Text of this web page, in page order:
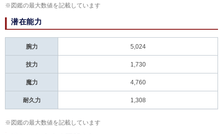
※図鑑の最大数値を記載しています
潜在能力
腕力 5,024
技力 1,730
魔力 4,760
耐久力 1,308
※図鑑の最大数値を記載しています